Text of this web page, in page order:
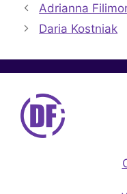
Adrianna
Daria Kostniak